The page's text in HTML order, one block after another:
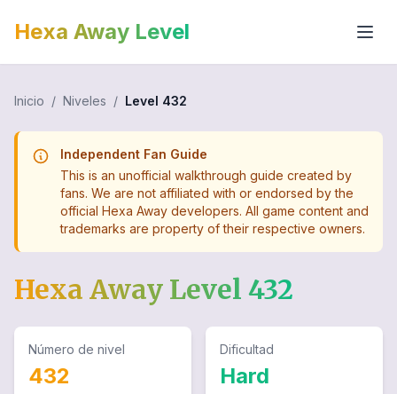
Hexa Away Level
Inicio / Niveles / Level 432
Independent Fan Guide
This is an unofficial walkthrough guide created by
fans. We are not affiliated with or endorsed by the
official Hexa Away developers. All game content and
trademarks are property of their respective owners.
Hexa Away Level 432
Número de nivel
432
Dificultad
Hard